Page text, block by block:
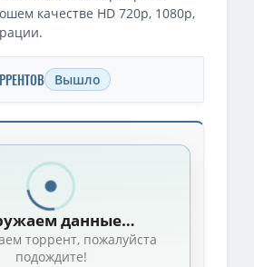
качестве HD 720p, 1080p,
Вышло
Полночное возвращение / Zi ye gui (2025)
возвращение / Moonlit Reunion / Zi Ye Gui
возвращение (1 сезон: 1-38 серии из 38)
данные…
торрент, пожалуйста
подождите!